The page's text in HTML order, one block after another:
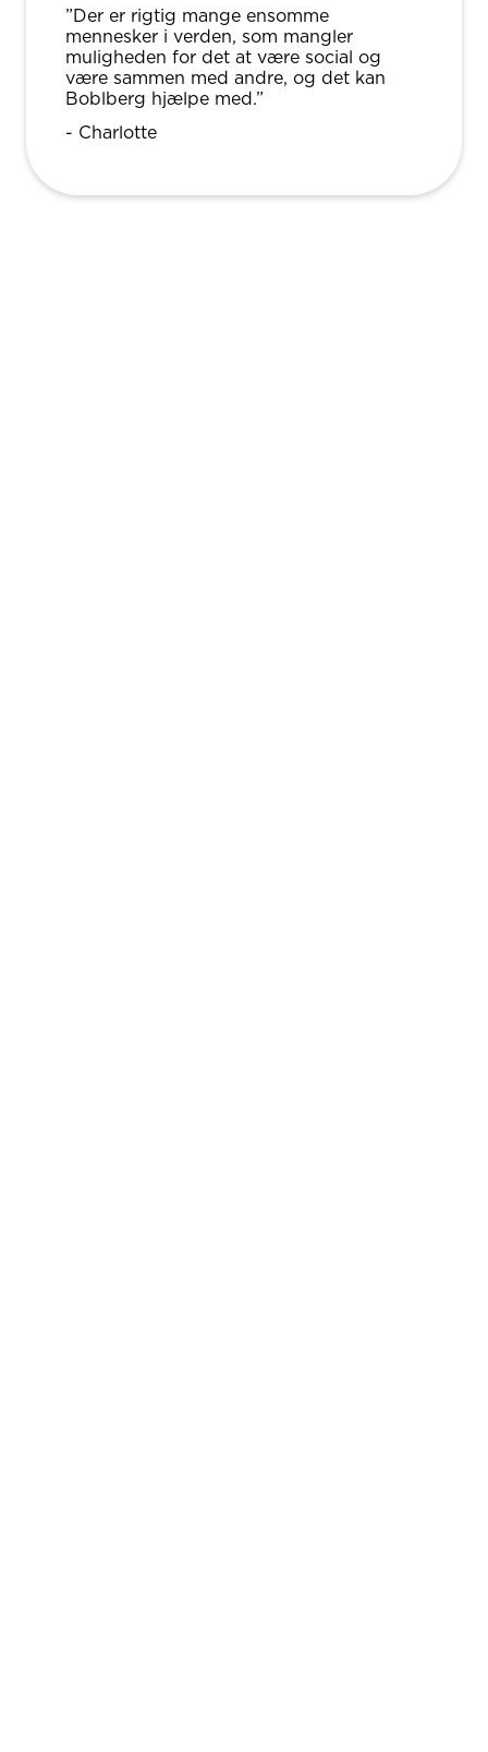
”Der er rigtig mange ensomme
mennesker i verden, som mangler
muligheden for det at være social og
være sammen med andre, og det kan
Boblberg hjælpe med.”
- Charlotte